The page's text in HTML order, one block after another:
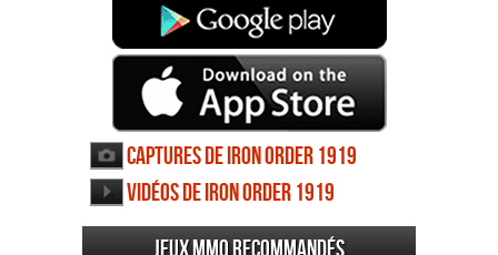
Captures de Iron Order 1919
Vidéos de Iron Order 1919